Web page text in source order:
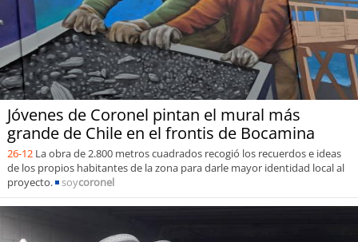
Jóvenes de Coronel pintan el mural más
grande de Chile en el frontis de Bocamina
26-12 La obra de 2.800 metros cuadrados recogió los recuerdos e ideas
de los propios habitantes de la zona para darle mayor identidad local al
proyecto.
soycoronel